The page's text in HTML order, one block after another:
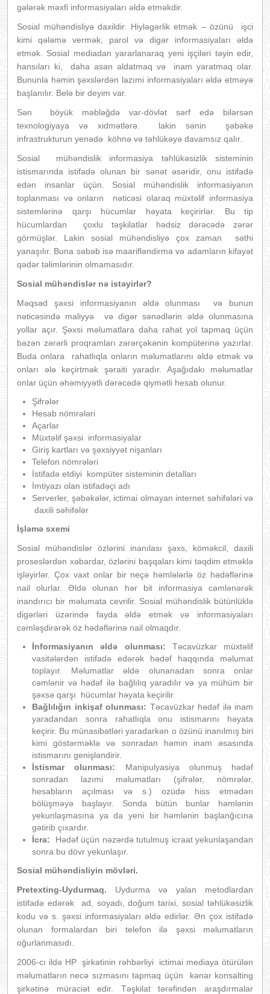
gələrək məxfi informasiyaları əldə etməkdir.
Sosial mühəndisliyə daxildir. Hiyləgərlik etmək – özünü işci
kimi qələmə vermək, parol və digər informasiyaları əldə
etmək. Sosial mediadan yararlanaraq yeni işçiləri təyin edir,
hansıları ki, daha asan aldatmaq və inam yaratmaq olar.
Bununla həmin şəxslərdən lazımi informasiyaları əldə etməyə
başlanılır. Belə bir deyim var.
Sən böyük məbləğdə var-dövlət sərf edə bilərsən
texnologiyaya və xidmətlərə. lakin sənin şəbəkə
infrastrukturun yenədə köhnə və təhlükəyə davamsız qalır.
Sosial mühəndislik informasiya təhlükəsizlik sisteminin
istismarında istifadə olunan bir sənət əsəridir, onu istifadə
edən insanlar üçün. Sosial mühəndislik informasiyanın
toplanması və onların nəticəsi olaraq müxtəlif informasiya
sistemlərinə qarşı hücumlar həyata keçirirlər. Bu tip
hücumlardan çoxlu təşkilatlar hədsiz dərəcədə zərər
görmüşlər. Lakin sosial mühəndisliyə çox zaman səthi
yanaşılır. Buna səbəb isə maarifləndirmə və adamların kifayət
qədər təlimlərinin olmamasıdır.
Sosial mühəndislər nə istəyirlər?
Məqsəd şəxsi informasiyanın əldə olunması və bunun
nəticəsində maliyyə və digər sənədlərin əldə olunmasına
yollar açır. Şəxsi məlumatlara daha rahat yol tapmaq üçün
bəzən zərərli proqramları zərərçəkənin kompüterinə yazırlar.
Buda onlara rahatlıqla onların məlumatlarını əldə etmək və
onları ələ keçirtmək şəraiti yaradır. Aşağıdakı məlumatlar
onlar üçün əhəmiyyətli dərəcədə qiymətli hesab olunur.
Şifrələr
Hesab nömrələri
Açarlar
Müxtəlif şəxsi informasiyalar
Giriş kartları və şəxsiyyət nişanları
Telefon nömrələri
İstifadə etdiyi kompüter sisteminin detalları
İmtiyazı olan istifadəçi adı
Serverler, şəbəkələr, ictimai olmayan internet səhifələri və
daxili səhifələr
İşləmə sxemi
Sosial mühəndislər özlərini inanılası şəxs, köməkcil, daxili
proseslərdən xəbardar, özlərini başqaları kimi təqdim etməklə
işləyirlər. Çox vaxt onlar bir neçə həmlələrlə öz hədəflərinə
nail olurlar. Əldə olunan hər bit informasiya cəmlənərək
inandırıcı bir məlumata cevrilir. Sosial mühəndislik bütünlüklə
digərləri üzərində fayda əldə etmək və informasiyaları
cəmləşdirərək öz hədəflərinə nail olmaqdır.
İnformasiyanın əldə olunması: Təcavüzkar müxtəlif
vasitələrdən istifadə edərək hədəf haqqında məlumat
toplayır. Məlumatlar əldə olunanadan sonra onlar
cəmlənir və hədəf ilə bağlılıq yaradılır və ya mühüm bir
şəxsə qarşı hücumlar həyata keçirilir.
Bağlılığın inkişaf olunması: Təcavüzkar hədəf ilə inam
yaradandan sonra rahatlıqla onu istismarını həyata
keçirir. Bu münasibətləri yaradarkən o özünü inanılmış biri
kimi göstərməklə və sonradan həmin inam əsasında
istismarını genişləndirir.
İstismar olunması: Manipulyasiya olunmuş hədəf
sonradan lazımi məlumatları (şifrələr, nömrələr,
hesabların açılması və s.) ozüdə hiss etmədən
bölüşməyə başlayır. Sonda bütün bunlar həmlənin
yekunlaşmasına ya da yeni bir həmlənin başlanğıcına
gətirib çıxardır.
İcra: Hədəf üçün nəzərdə tutulmuş icraat yekunlaşandan
sonra bu dövr yekunlaşır.
Sosial mühəndisliyin mövləri.
Pretexting-Uydurmaq. Uydurma və yalan metodlardan
istifadə edərək ad, soyadı, doğum tarixi, sosial təhlükəsizlik
kodu və s. şəxsi informasiyaları əldə edirlər. Ən çox istifadə
olunan formalardan biri telefon ilə şəxsi məlumatların
oğurlanmasıdı.
2006-cı ildə HP şirkətinin rəhbərliyi ictimai mediaya ötürülən
məlumatların necə sızmasını tapmaq üçün kənar konsalting
şirkətinə müraciət edir. Təşkilat tərəfindən araşdırmalar